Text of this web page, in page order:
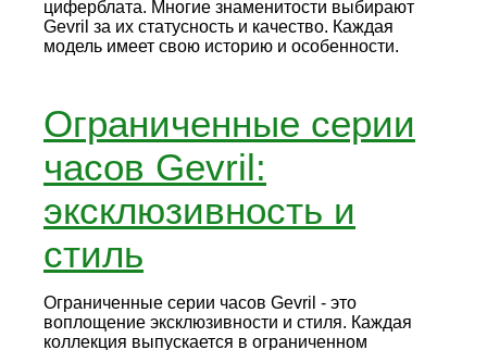
циферблата. Многие знаменитости выбирают
Gevril за их статусность и качество. Каждая
модель имеет свою историю и особенности.
Ограниченные серии
часов Gevril:
эксклюзивность и
стиль
Ограниченные серии часов Gevril - это
воплощение эксклюзивности и стиля. Каждая
коллекция выпускается в ограниченном